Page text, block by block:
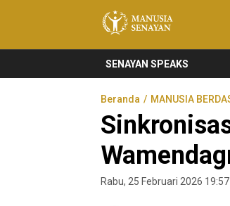
Manusia Senayan
Manusia Bicara, Senayan
SENAYAN SPEAKS
Beranda MANUSIA
Rabu, 25 Februari 2026 19:57